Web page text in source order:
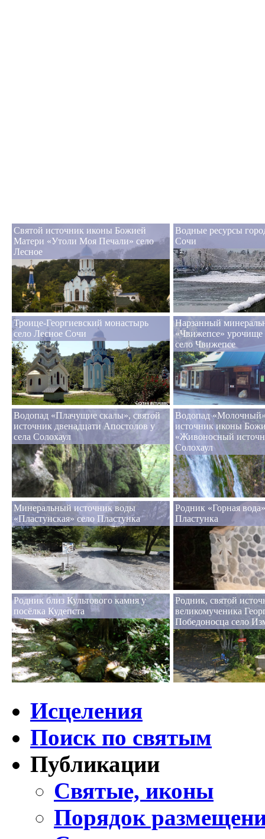
Святой источник иконы Божией
Матери «Утоли Моя Печали» село
Лесное
Водные ресурсы
Сочи
Троице-Георгиевский монастырь
село Лесное Сочи
Нарзанный
«Чвижепсе»
село Чвижепсе
Водопад «Плачущие скалы», святой
источник двенадцати Апостолов у
села Солохаул
Водопад
источник иконы
«Живоносный
Солохаул
Минеральный источник воды
«Пластунская» село Пластунка
Родник «Горная
Пластунка
Родник близ Культового камня у
посёлка Кудепста
Родник, святой
великомученика
Победоносца село
Исцеления
Поиск по святым
Публикации
Святые, иконы
Порядок